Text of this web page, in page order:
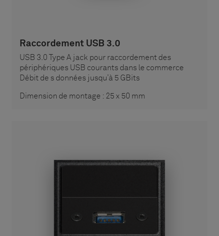
Raccordement USB 3.0
USB 3.0 Type A jack pour raccordement des
périphériques USB courants dans le commerce
Débit de s données jusqu’à 5 GBits
Dimension de montage : 25 x 50 mm